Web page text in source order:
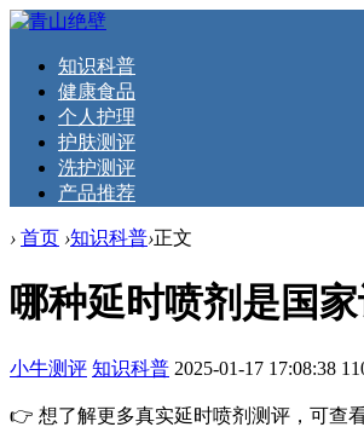
知识科普
健康食品
个人护理
护肤测评
洗护测评
产品推荐
› 首页 ›知识科普›正文
哪种延时喷剂是国
小牛测评 知识科普 2025-01-17 17:08:38
👉 想了解更多真实延时喷剂测评，可查